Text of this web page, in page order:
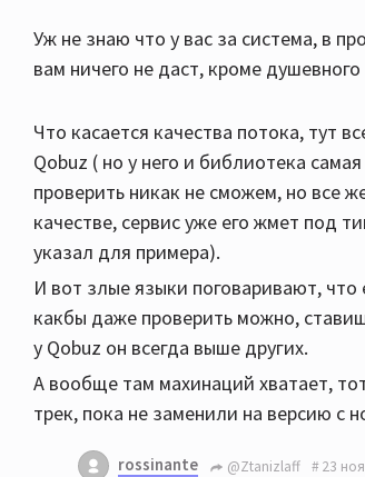
Уж не знаю что у вас за система, в
вам ничего не даст, кроме
Что касается качества потока, тут
Qobuz ( но у него и библиотека
проверить никак не сможем, но все
качестве, сервис уже его жмет под
указал для примера).
И вот злые языки поговаривают, что
какбы даже проверить можно,
у Qobuz он всегда выше других.
А вообще там махинаций хватает,
трек, пока не заменили на версию с
rossinante @Ztanizlaff 23